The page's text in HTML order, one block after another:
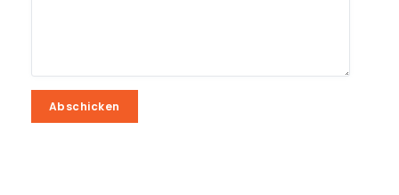
Abschicken
Abschicken